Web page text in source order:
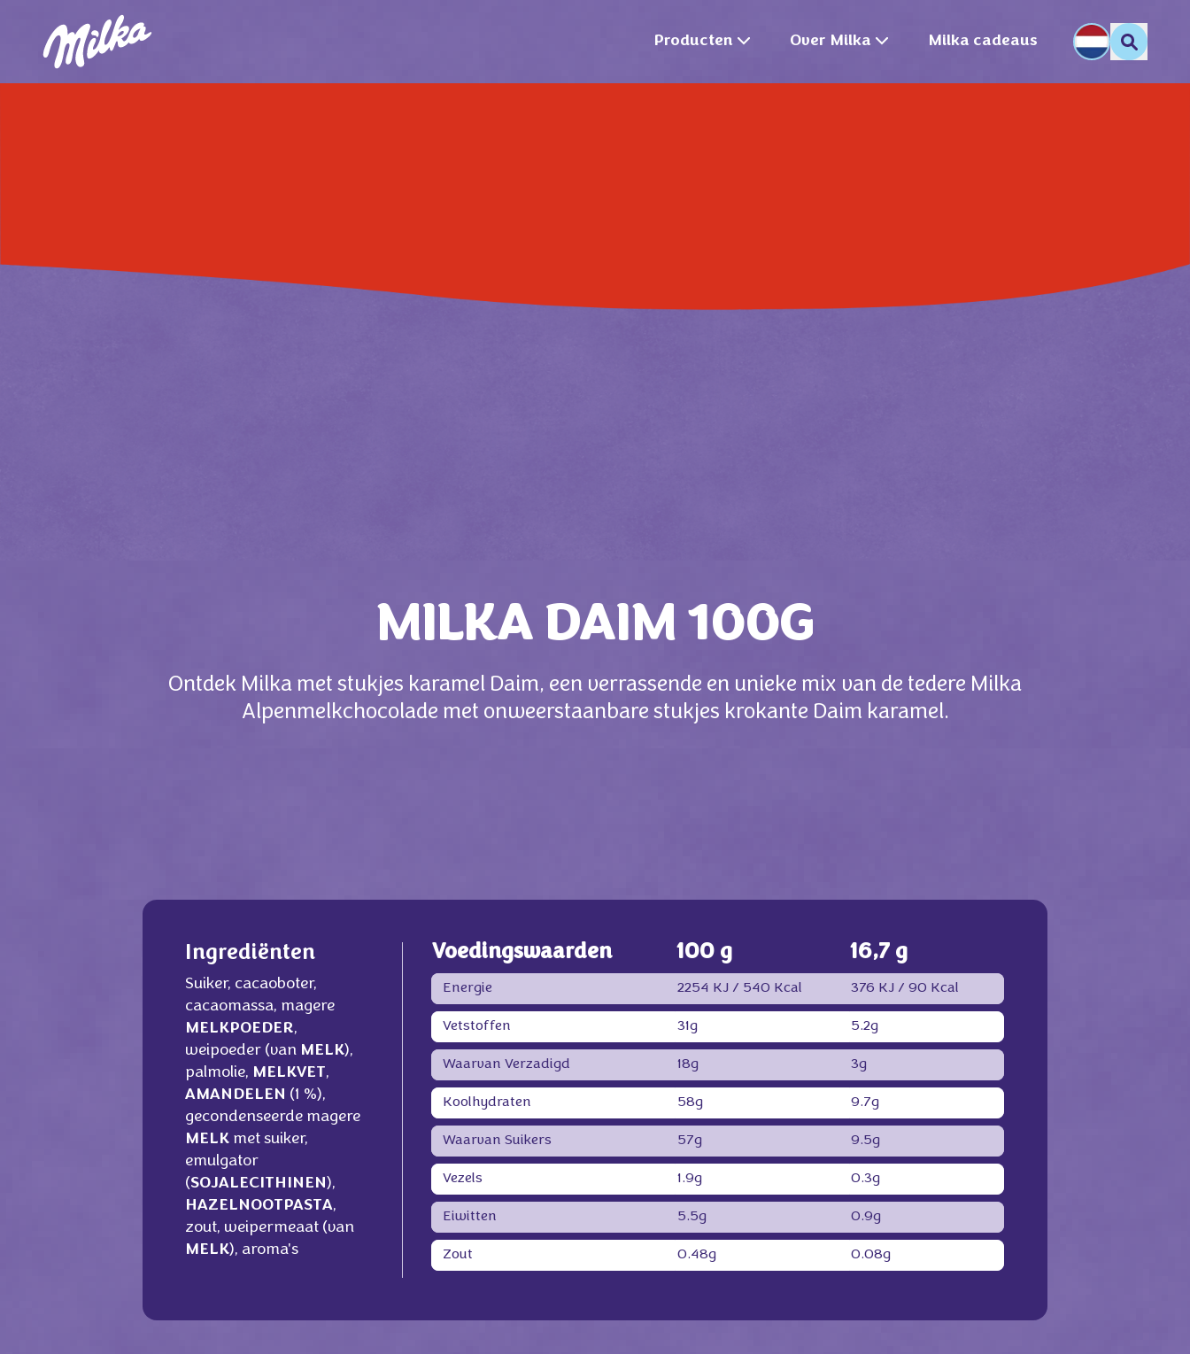
Producten Over Milka Milka cadeaus
MILKA DAIM 100G
Ontdek Milka met stukjes karamel Daim, een verrassende en unieke mix van de tedere Milka
Alpenmelkchocolade met onweerstaanbare stukjes krokante Daim karamel.
Ingrediënten
Suiker, cacaoboter,
cacaomassa, magere
MELKPOEDER,
weipoeder (van MELK),
palmolie, MELKVET,
AMANDELEN (1 %),
gecondenseerde magere
MELK met suiker,
emulgator
(SOJALECITHINEN ),
HAZELNOOTPASTA,
zout, weipermeaat (van
MELK), aroma's
Voedingswaarden 100 g 16,7 g
Energie 2254 KJ / 540 Kcal 376 KJ / 90 Kcal
Vetstoffen 31g 5.2g
Waarvan Verzadigd 18g 3g
Koolhydraten 58g 9.7g
Waarvan Suikers 57g 9.5g
Vezels 1.9g 0.3g
Eiwitten 5.5g 0.9g
Zout 0.48g 0.08g